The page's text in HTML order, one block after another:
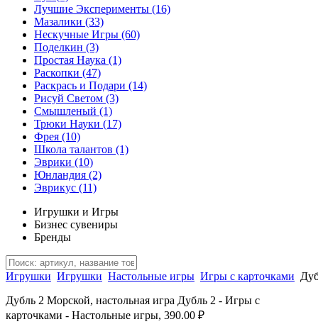
Лучшие Эксперименты (16)
Мазалики (33)
Нескучные Игры (60)
Поделкин (3)
Простая Наука (1)
Раскопки (47)
Раскрась и Подари (14)
Рисуй Светом (3)
Смышленый (1)
Трюки Науки (17)
Фрея (10)
Школа талантов (1)
Эврики (10)
Юнландия (2)
Эврикус (11)
Игрушки и Игры
Бизнес сувениры
Бренды
Игрушки Игрушки Настольные игры Игры с карточками
Дубль 2 Морской, настольная игра Дубль 2 - Игры с
карточками - Настольные игры, 390.00 ₽